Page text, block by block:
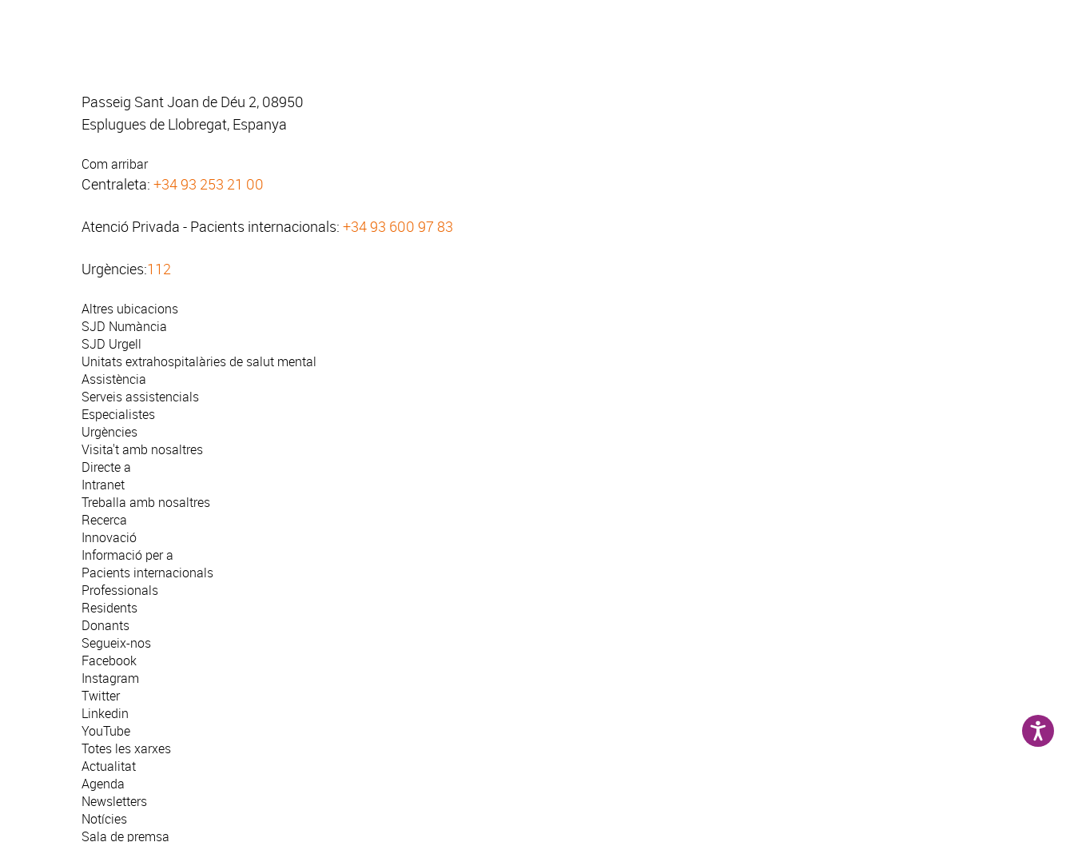
Passeig Sant Joan de Déu 2, 08950
Esplugues de Llobregat, Espanya
Com arribar
Centraleta: +34 93 253 21 00
Atenció Privada - Pacients internacionals: +34 93 600 97 83
Urgències:112
Altres ubicacions
SJD Numància
SJD Urgell
Unitats extrahospitalàries de salut mental
Assistència
Serveis assistencials
Especialistes
Urgències
Visita't amb nosaltres
Directe a
Intranet
Treballa amb nosaltres
Recerca
Innovació
Informació per a
Pacients internacionals
Professionals
Residents
Donants
Segueix-nos
Facebook
Instagram
Twitter
Linkedin
YouTube
Totes les xarxes
Actualitat
Agenda
Newsletters
Notícies
Sala de premsa